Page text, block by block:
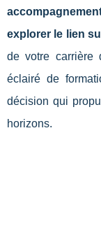
explorer le lien
de votre carrière
éclairé de
décision qui
horizons.